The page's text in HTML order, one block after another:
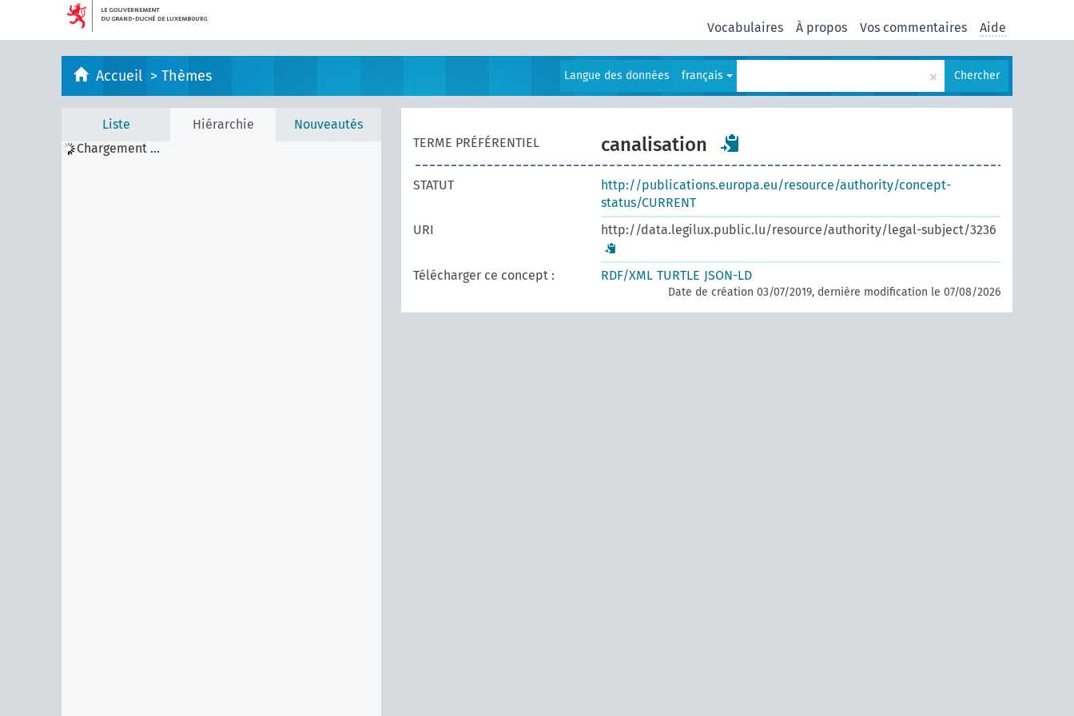
Vocabulaires À propos Vos commentaires Aide
Accueil > Thèmes Langue des données français × Chercher
Liste Hiérarchie
Nouveautés
Chargement ...
TERME PRÉFÉRENTIEL canalisation
STATUT
http://publications.europa.eu/resource/authority/concept-
status/CURRENT
URI
http://data.legilux.public.lu/resource/authority/legal-subject/3236
Télécharger ce concept : RDF/XML TURTLE JSON-LD
Date de création 03/07/2019, dernière modification le 07/08/2026